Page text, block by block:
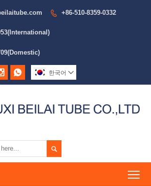
 +86-510-8359-0332
 한국어 
